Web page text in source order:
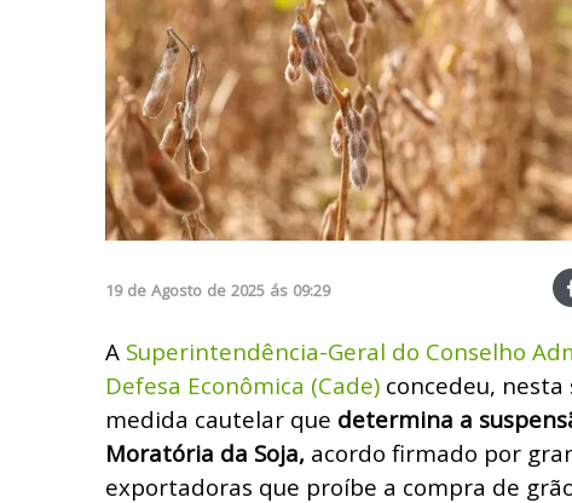
19 de Agosto de 2025 ás 09:29
A Superintendência-Geral do Conselho
Defesa Econômica (Cade) concedeu,
medida cautelar que determina a
Moratória da Soja, acordo firmado por
exportadoras que proíbe a compra de